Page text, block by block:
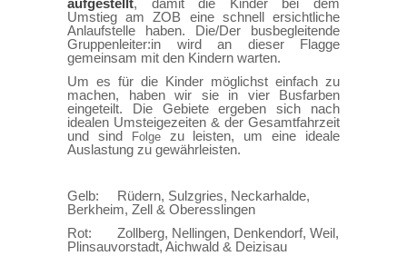
aufgestellt, damit die Kinder bei dem
Umstieg am ZOB eine schnell ersichtliche
Anlaufstelle haben. Die/Der busbegleitende
Gruppenleiter:in wird an dieser Flagge
gemeinsam mit den Kindern warten.
Um es für die Kinder möglichst einfach zu
machen, haben wir sie in vier Busfarben
eingeteilt. Die Gebiete ergeben sich nach
idealen Umsteigezeiten & der Gesamtfahrzeit
und sind
Folge zu leisten, um eine ideale
Auslastung zu gewährleisten.
Gelb: Rüdern, Sulzgries, Neckarhalde,
Berkheim, Zell & Oberesslingen
Rot: Zollberg, Nellingen, Denkendorf, Weil,
Plinsauvorstadt, Aichwald & Deizisau